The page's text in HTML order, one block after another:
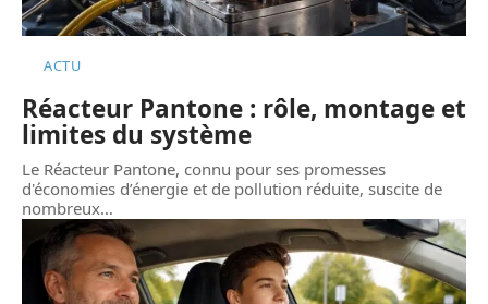
ACTU
Réacteur Pantone : rôle, montage et
limites du système
Le Réacteur Pantone, connu pour ses promesses
d'économies d’énergie et de pollution réduite, suscite de
nombreux…